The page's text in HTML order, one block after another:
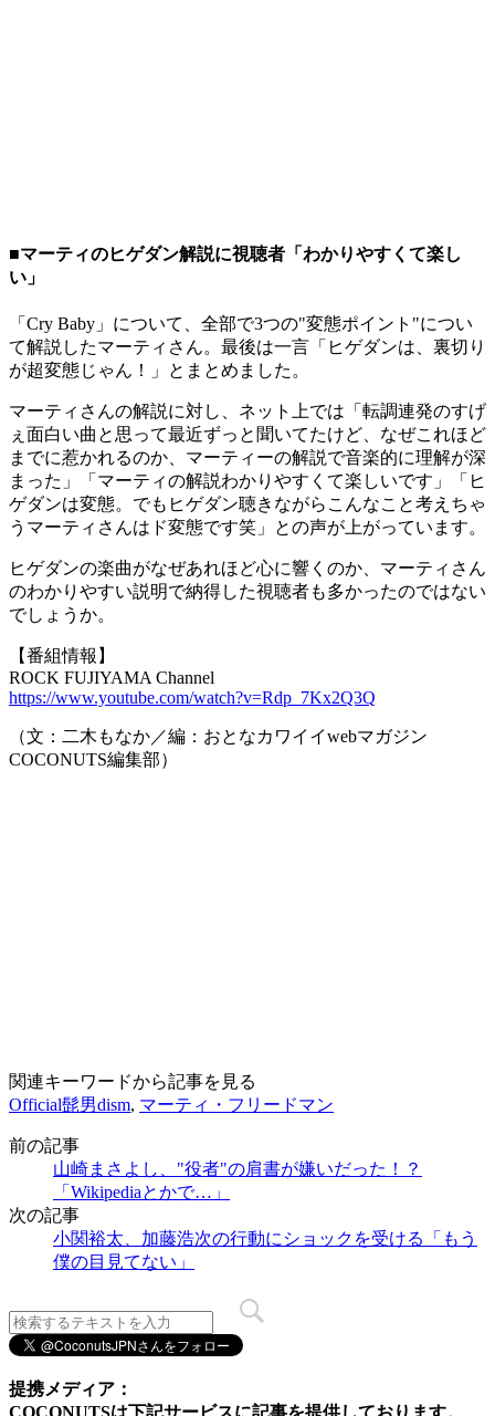
■マーティのヒゲダン解説に視聴者「わかりやすくて楽し
い」
「Cry Baby」について、全部で3つの"変態ポイント"につい
て解説したマーティさん。最後は一言「ヒゲダンは、裏切り
が超変態じゃん！」とまとめました。
マーティさんの解説に対し、ネット上では「転調連発のすげ
ぇ面白い曲と思って最近ずっと聞いてたけど、なぜこれほど
までに惹かれるのか、マーティーの解説で音楽的に理解が深
まった」「マーティの解説わかりやすくて楽しいです」「ヒ
ゲダンは変態。でもヒゲダン聴きながらこんなこと考えちゃ
うマーティさんはド変態です笑」との声が上がっています。
ヒゲダンの楽曲がなぜあれほど心に響くのか、マーティさん
のわかりやすい説明で納得した視聴者も多かったのではない
でしょうか。
【番組情報】
ROCK FUJIYAMA Channel
https://www.youtube.com/watch?v=Rdp_7Kx2Q3Q
（文：二木もなか／編：おとなカワイイwebマガジン
COCONUTS編集部）
関連キーワードから記事を見る
Official髭男dism, マーティ・フリードマン
前の記事
山崎まさよし、"役者"の肩書が嫌いだった！？
「Wikipediaとかで…」
次の記事
小関裕太、加藤浩次の行動にショックを受ける「もう
僕の目見てない」
提携メディア：